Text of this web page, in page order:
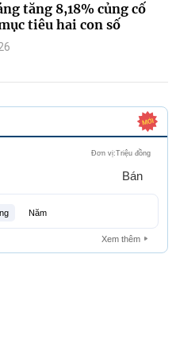
tăng 8,18% củng cố
tiêu hai con số